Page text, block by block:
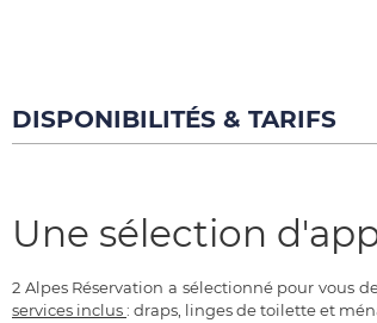
DISPONIBILITÉS & TARIFS
Une sélection
2 Alpes Réservation a sélectionné pour vous
services inclus: draps, linges de toilette et